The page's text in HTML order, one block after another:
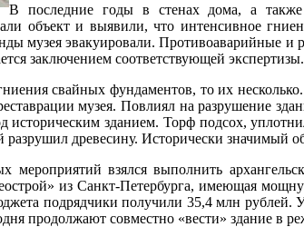
В последние годы в стенах дома, а
объект и выявили, что интенсивное
музея эвакуировали. Противоаварийные и
заключением соответствующей экспертизы.
свайных фундаментов, то их
музея. Повлиял на разрушение
историческим зданием. Торф подсох,
разрушил древесину. Исторически значимый
мероприятий взялся выполнить
из Санкт-Петербурга, имеющая
подрядчики получили 35,4 млн рублей.
продолжают совместно «вести» здание в